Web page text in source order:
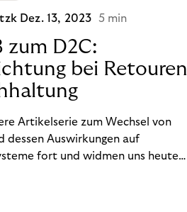
Dez. 13, 2023 5 min
zum D2C:
bei Retouren
Artikelserie zum Wechsel von
dessen Auswirkungen auf
fort und widmen uns heute